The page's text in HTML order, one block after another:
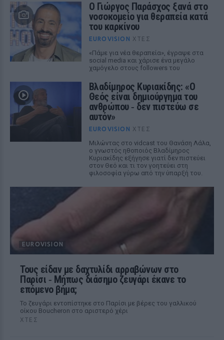
O Γιώργος Παράσχος ξανά στο
νοσοκομείο για θεραπεία κατά
του καρκίνου
EUROVISION ΧΤΕΣ
«Πάμε για νέα θεραπεία», έγραψε στα
social media και χάρισε ένα μεγάλο
χαμόγελο στους followers του
Βλαδίμηρος Κυριακίδης: «Ο
Θεός είναι δημιούργημα του
ανθρώπου ‑ δεν πιστεύω σε
αυτόν»
EUROVISION ΧΤΕΣ
Μιλώντας στο vidcast του Θανάση Λάλα,
ο γνωστός ηθοποιός Βλαδίμηρος
Κυριακίδης εξήγησε γιατί δεν πιστεύει
στον Θεό και τι τον γοητεύει στη
φιλοσοφία γύρω από την ύπαρξή του.
EUROVISION
Τους είδαν με δαχτυλίδι αρραβώνων στο
Παρίσι ‑ Μήπως διάσημο ζευγάρι έκανε το
επόμενο βήμα;
Το ζευγάρι εντοπίστηκε στο Παρίσι με βέρες του γαλλικού
οίκου Boucheron στο αριστερό χέρι
ΧΤΕΣ